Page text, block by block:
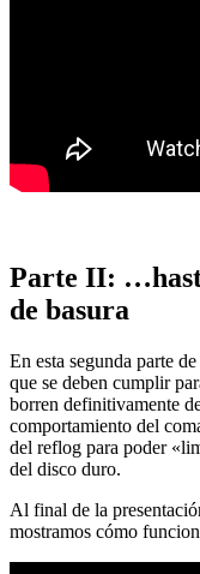
Parte II:
de basura
En esta segunda parte
que se deben cumplir
borren definitivamente
comportamiento del
del reflog para poder
del disco duro.
Al final de la
mostramos cómo